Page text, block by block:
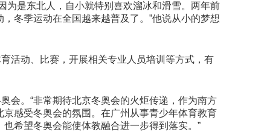
为是东北人，自小就特别喜欢溜冰和滑雪。两年前
冬季运动在全国越来越普及了。”他说从小的梦想
活动、比赛，开展相关专业人员培训等方式，有
会。“非常期待北京冬奥会的火炬传递，作为南方
感受冬奥会的氛围。在广州从事青少年体育教育
希望冬奥会能使体教融合进一步得到落实。”